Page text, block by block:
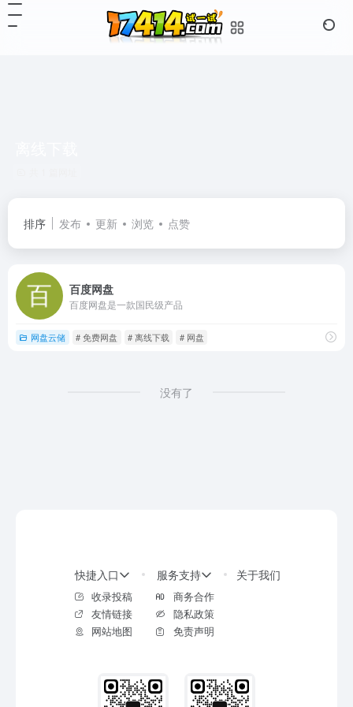
排序 发布 更新 浏览 点赞
百度网盘
百度网盘是一款国民级产品
网盘云储 # 免费网盘 # 离线下载 # 网盘
没有了
快捷入口
收录投稿
友情链接
网站地图
服务支持
商务合作
隐私政策
免责声明
关于我们